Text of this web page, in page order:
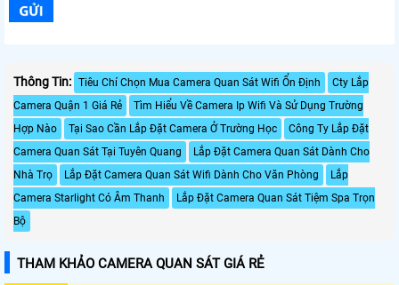
Thông Tin: Tiêu Chí Chọn Mua Camera Quan Sát Wifi Ổn Định
Cty Lắp
Camera Quận 1 Giá Rẻ
Tìm Hiểu Về Camera Ip Wifi Và Sử Dụng Trường
Hợp Nào
Tại Sao Cần Lắp Đặt Camera Ở Trường Học
Công Ty Lắp Đặt
Camera Quan Sát Tại Tuyên Quang
Lắp Đặt Camera Quan Sát Dành Cho
Nhà Trọ
Lắp Đặt Camera Quan Sát Wifi Dành Cho Văn Phòng
Lắp
Camera Starlight Có Âm Thanh
Lắp Đặt Camera Quan Sát Tiệm Spa Trọn
Bộ
THAM KHẢO CAMERA QUAN SÁT GIÁ RẺ